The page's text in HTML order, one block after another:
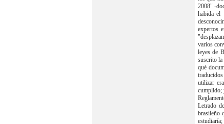
2008" -
habida el
expertos
varios
leyes de
suscrito la
qué
utilizar
cumplido;
Letrado
brasileño